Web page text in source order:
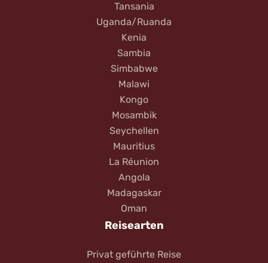
Tansania
Uganda/Ruanda
Kenia
Sambia
Simbabwe
Malawi
Kongo
Mosambik
Seychellen
Mauritius
La Réunion
Angola
Madagaskar
Oman
Reisearten
Privat geführte Reise